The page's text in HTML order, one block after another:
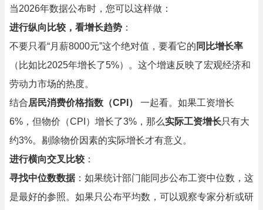
当2026年数据公布时，您可以这样做：
进行纵向比较，看增长趋势 ：
不要只看“月薪8000元”这个绝对值，要看它的 同比增长率
（比如比2025年增长了5%）。这个增速反映了宏观经济和
劳动力市场的热度。
结合居民消费价格指数（CPI）
一起看。如果工资增长
6%，但物价（CPI）增长了3%，那么实际工资增长只有大
约3%。剔除物价因素的实际增长才有意义。
进行横向交叉比较 ：
寻找中位数数据：如果统计部门能同步公布工资中位数，这
是最好的参照。如果只公布平均数，可以观察专家分析或研